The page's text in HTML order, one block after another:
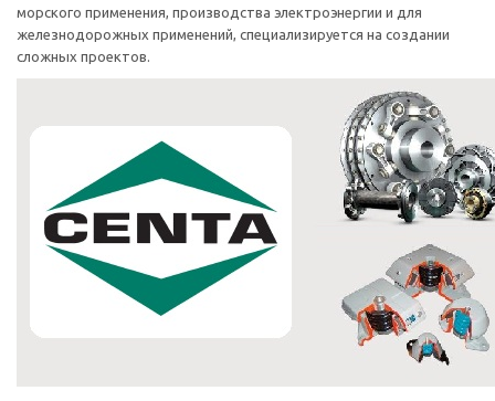
морского применения, производства электроэнергии и для
железнодорожных применений, специализируется на создании
сложных проектов.